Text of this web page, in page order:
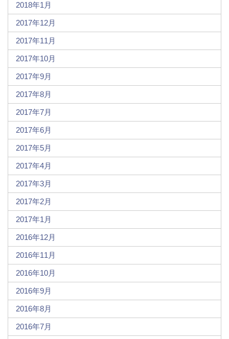
2018年1月
2017年12月
2017年11月
2017年10月
2017年9月
2017年8月
2017年7月
2017年6月
2017年5月
2017年4月
2017年3月
2017年2月
2017年1月
2016年12月
2016年11月
2016年10月
2016年9月
2016年8月
2016年7月